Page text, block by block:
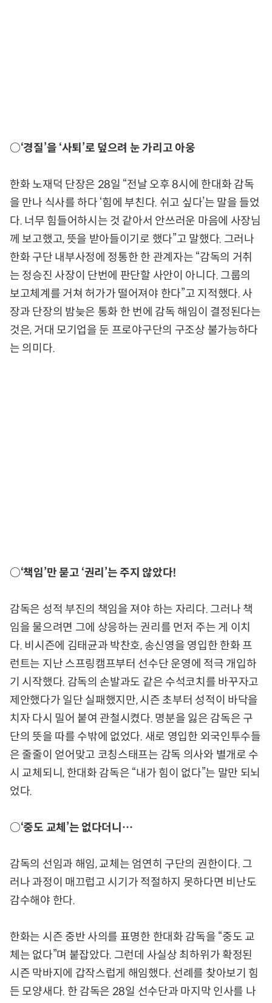
○‘경질’을 ‘사퇴’로 덮으려 눈 가리고 아웅
한화 노재덕 단장은 28일 “전날 오후 8시에 한대화 감독
을 만나 식사를 하다 ‘힘에 부친다. 쉬고 싶다’는 말을 들었
다. 너무 힘들어하시는 것 같아서 안쓰러운 마음에 사장님
께 보고했고, 뜻을 받아들이기로 했다”고 말했다. 그러나
한화 구단 내부사정에 정통한 한 관계자는 “감독의 거취
는 정승진 사장이 단번에 판단할 사안이 아니다. 그룹의
보고체계를 거쳐 허가가 떨어져야 한다”고 지적했다. 사
장과 단장의 밤늦은 통화 한 번에 감독 해임이 결정된다는
것은, 거대 모기업을 둔 프로야구단의 구조상 불가능하다
는 의미다.
○‘책임’만 묻고 ‘권리’는 주지 않았다!
감독은 성적 부진의 책임을 져야 하는 자리다. 그러나 책
임을 물으려면 그에 상응하는 권리를 먼저 주는 게 이치
다. 비시즌에 김태균과 박찬호, 송신영을 영입한 한화 프
런트는 지난 스프링캠프부터 선수단 운영에 적극 개입하
기 시작했다. 감독의 손발과도 같은 수석코치를 바꾸자고
제안했다가 일단 실패했지만, 시즌 초부터 성적이 바닥을
치자 다시 밀어 붙여 관철시켰다. 명분을 잃은 감독은 구
단의 뜻을 따를 수밖에 없었다. 새로 영입한 외국인투수들
은 줄줄이 얻어맞고 코칭스태프는 감독 의사와 별개로 수
시 교체되니, 한대화 감독은 “내가 힘이 없다”는 말만 되뇌
었다.
○‘중도 교체’는 없다더니…
감독의 선임과 해임, 교체는 엄연히 구단의 권한이다. 그
러나 과정이 매끄럽고 시기가 적절하지 못하다면 비난도
감수해야 한다.
한화는 시즌 중반 사의를 표명한 한대화 감독을 “중도 교
체는 없다”며 붙잡았다. 그런데 사실상 최하위가 확정된
시즌 막바지에 갑작스럽게 해임했다. 선례를 찾아보기 힘
든 모양새다. 한 감독은 28일 선수단과 마지막 인사를 나